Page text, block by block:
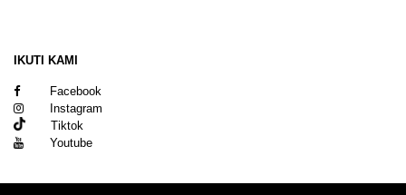
IKUTI KAMI
Facebook
Instagram
Tiktok
Youtube